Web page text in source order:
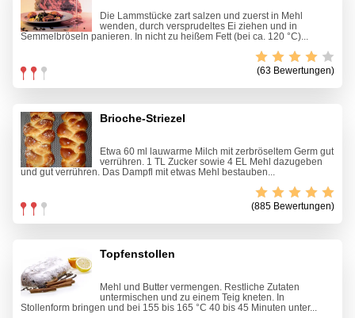
Die Lammstücke zart salzen und zuerst in Mehl
wenden, durch versprudeltes Ei ziehen und in
Semmelbröseln panieren. In nicht zu heißem Fett (bei ca. 120 °C)...
(63 Bewertungen)
Brioche-Striezel
Etwa 60 ml lauwarme Milch mit zerbröseltem Germ gut
verrühren. 1 TL Zucker sowie 4 EL Mehl dazugeben
und gut verrühren. Das Dampfl mit etwas Mehl bestauben...
(885 Bewertungen)
Topfenstollen
Mehl und Butter vermengen. Restliche Zutaten
untermischen und zu einem Teig kneten. In
Stollenform bringen und bei 155 bis 165 °C 40 bis 45 Minuten unter...